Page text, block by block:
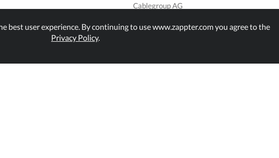
Cablegroup AG
best user experience. By continuing to use www.zappter.com you agree to the
Privacy Policy.